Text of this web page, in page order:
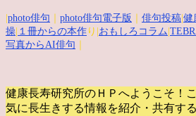
photo俳句 photo俳句電子版 俳句投稿 健
操 １冊からの本作 り| おもしろコラム
写真からAI俳句
健康長寿研究所のＨＰへようこそ！
気に長生きする情報を紹介・共有す